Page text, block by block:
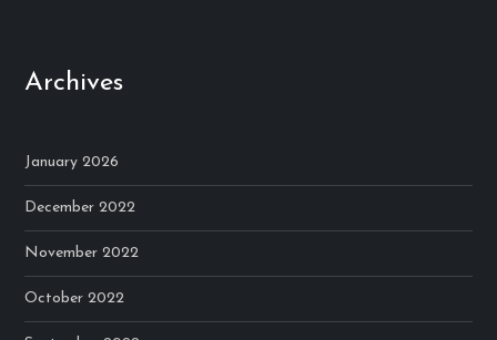
Archives
January 2026
December 2022
November 2022
October 2022